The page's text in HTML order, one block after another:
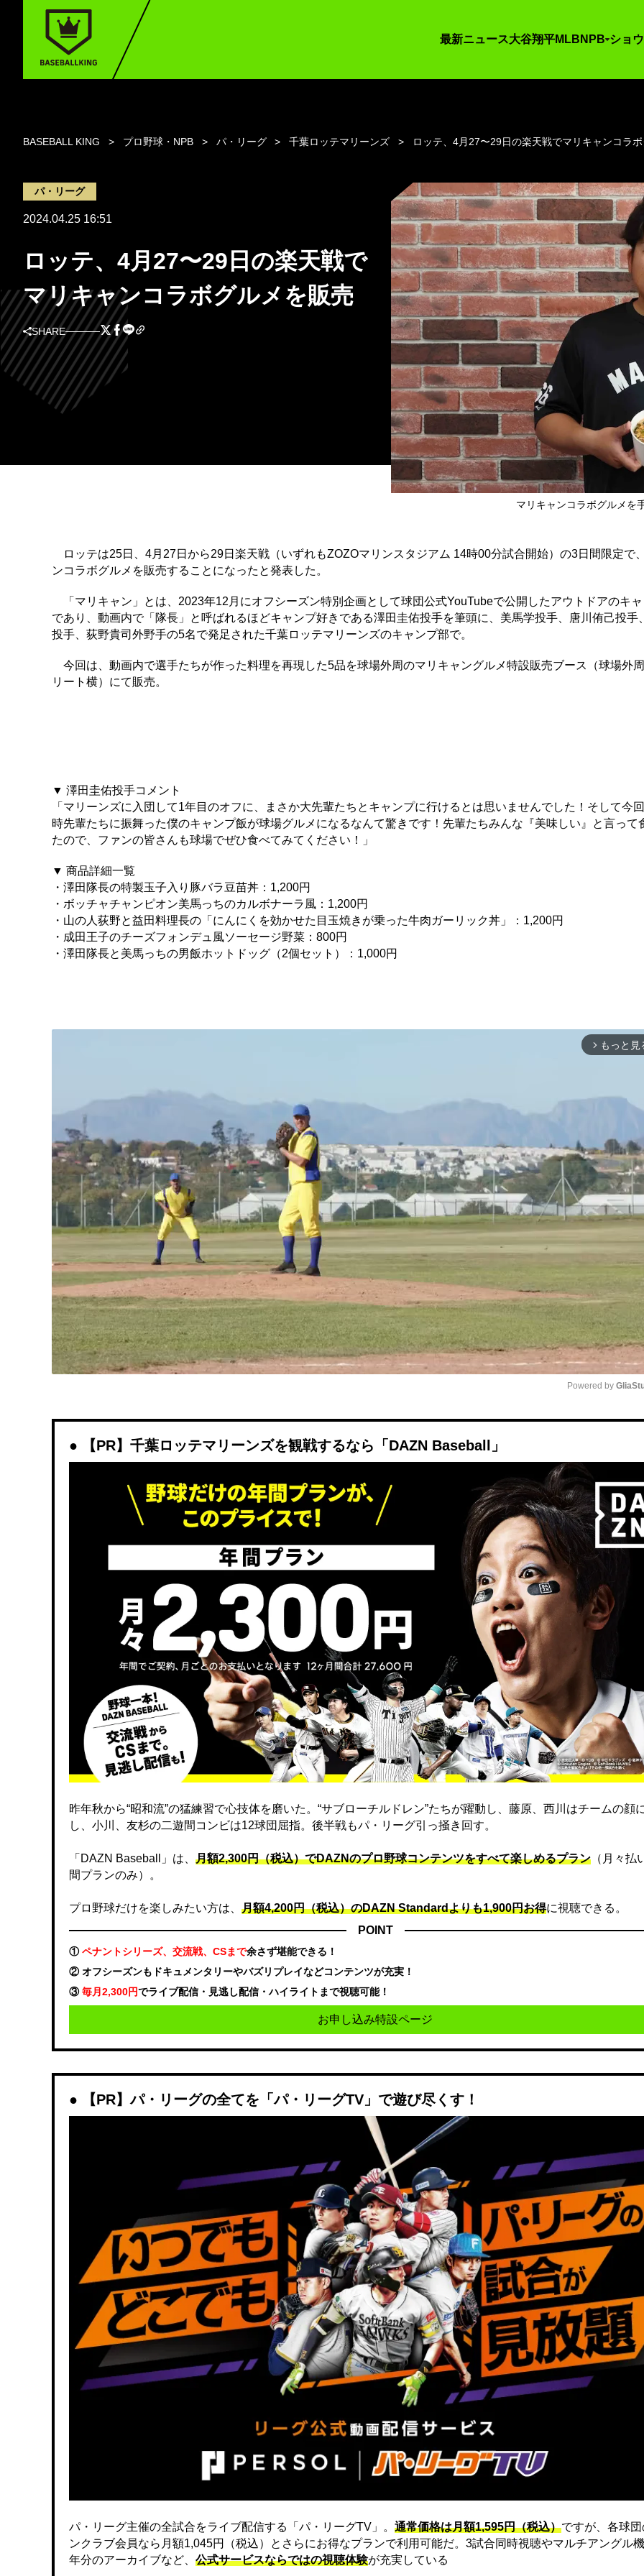
最新ニュース大谷翔平MLB NPB ショ
BASEBALL KING プロ野球・NPB パ・リーグ 千葉ロッテマリーンズ ロッテ、4月27〜29日の楽天戦でマリキャンコラ
パ・リーグ
2024.04.25 16:51
ロッテ、4月27〜29日の楽天戦で
マリキャンコラボグルメを販売
SHARE
マリキャンコラボグルメを
ロッテは25日、4月27日から29日楽天戦（いずれもZOZOマリンスタジアム 14時00分試合開始）の3日間限定で
ンコラボグルメを販売することになったと発表した。
「マリキャン」とは、2023年12月にオフシーズン特別企画として球団公式YouTubeで公開したアウトドアのキ
であり、動画内で「隊長」と呼ばれるほどキャンプ好きである澤田圭佑投手を筆頭に、美馬学投手、唐川侑己投手
投手、荻野貴司外野手の5名で発足された千葉ロッテマリーンズのキャンプ部で。
今回は、動画内で選手たちが作った料理を再現した5品を球場外周のマリキャングルメ特設販売ブース（球場外
リート横）にて販売。
▼ 澤田圭佑投手コメント
「マリーンズに入団して1年目のオフに、まさか大先輩たちとキャンプに行けるとは思いませんでした！そして今
時先輩たちに振舞った僕のキャンプ飯が球場グルメになるなんて驚きです！先輩たちみんな『美味しい』と言って
たので、ファンの皆さんも球場でぜひ食べてみてください！」
▼ 商品詳細一覧
・澤田隊長の特製玉子入り豚バラ豆苗丼：1,200円
・ボッチャチャンピオン美馬っちのカルボナーラ風：1,200円
・山の人荻野と益田料理長の「にんにくを効かせた目玉焼きが乗った牛肉ガーリック丼」：1,200円
・成田王子のチーズフォンデュ風ソーセージ野菜：800円
・澤田隊長と美馬っちの男飯ホットドッグ（2個セット）：1,000円
arrow_forward_ios もっと見
Powered by
【PR】千葉ロッテマリーンズを観戦するなら「DAZN Baseball」
昨年秋から“昭和流”の猛練習で心技体を磨いた。“サブローチルドレン”たちが躍動し、藤原、西川はチームの顔
し、小川、友杉の二遊間コンビは12球団屈指。後半戦もパ・リーグ引っ掻き回す。
「DAZN Baseball」は、 月額2,300円（税込）でDAZNのプロ野球コンテンツをすべて楽しめるプラン （月々払
間プランのみ）。
プロ野球だけを楽しみたい方は、 月額4,200円（税込）のDAZN Standard​よりも1,900円お得に視聴できる。
POINT
①ペナントシリーズ、交流戦、CSまで余さず堪能できる！
② オフシーズンもドキュメンタリーやバズリプレイなどコンテンツが充実！
③毎月2,300円でライブ配信・見逃し配信・ハイライトまで視聴可能！
お申し込み特設ページ
【PR】パ・リーグの全てを「パ・リーグTV」で遊び尽くす！
パ・リーグ主催の全試合をライブ配信する「パ・リーグTV」。 通常価格は月額1,595円（税込）ですが、各球
ンクラブ会員なら月額1,045円（税込）とさらにお得なプランで利用可能だ。3試合同時視聴やマルチアングル
年分のアーカイブなど、 公式サービスならではの視聴体験が充実している